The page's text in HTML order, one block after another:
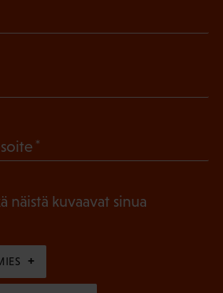
l
näistä kuvaavat sinua